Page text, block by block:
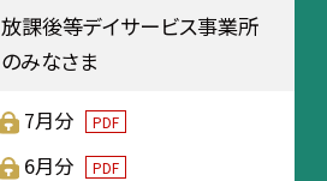
放課後等デイサービス事業所
のみなさま
7月分 PDF
6月分 PDF